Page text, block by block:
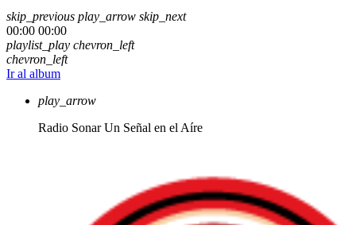
skip_previous play_arrow skip_next
00:00 00:00
playlist_play chevron_left
chevron_left
Ir al album
play_arrow
Radio Sonar Un Señal en el Aíre